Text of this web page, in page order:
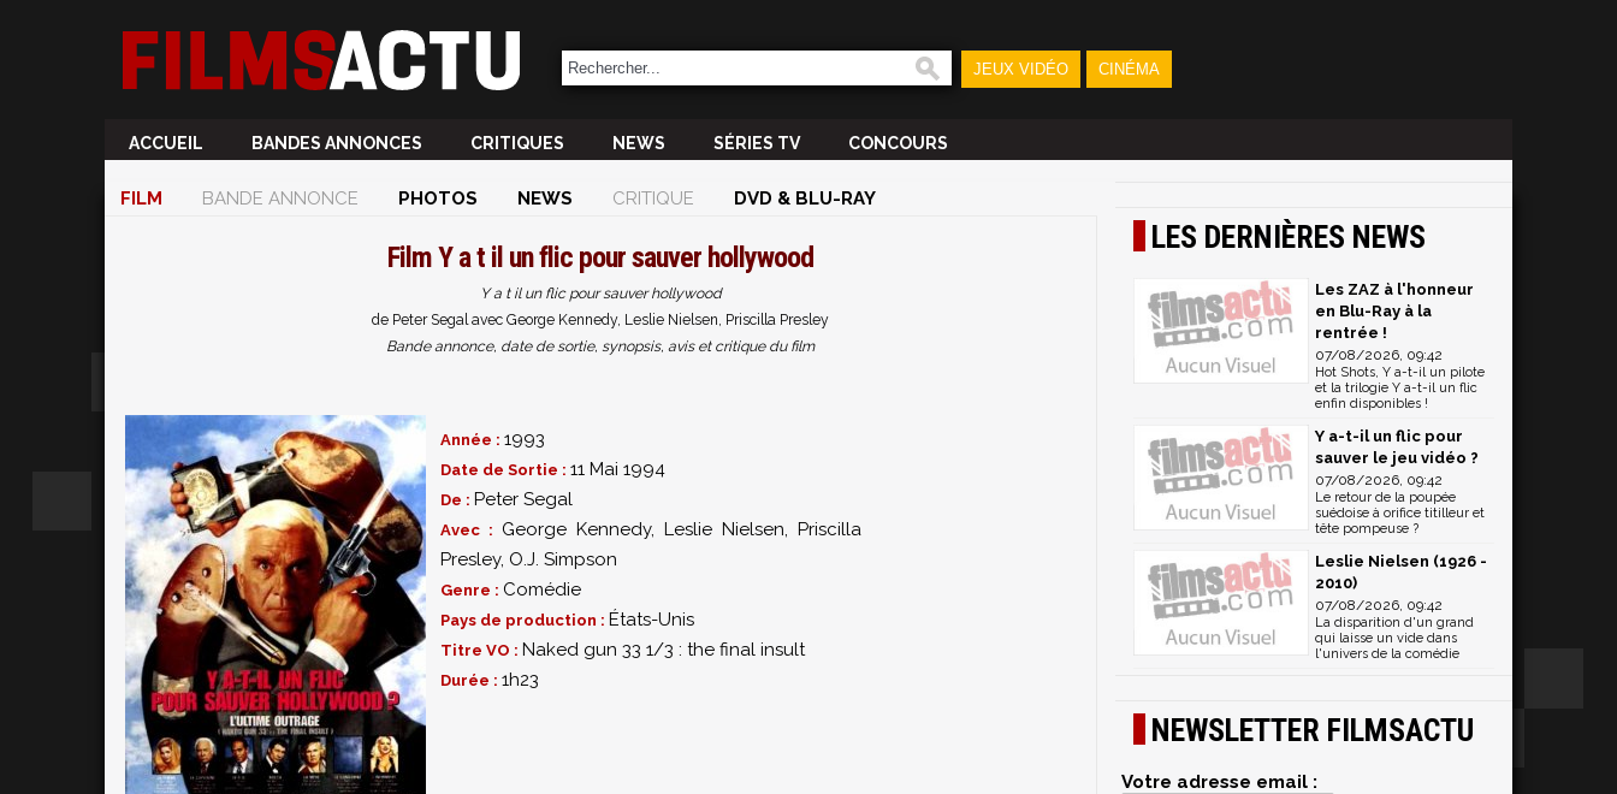
JEUX VIDÉO CINÉMA
ACCUEIL BANDES ANNONCES CRITIQUES NEWS SÉRIES TV CONCOURS
FILM BANDE ANNONCE PHOTOS NEWS CRITIQUE DVD & BLU-RAY
FilmY a t il un flic pour sauver hollywood
Y a t il un flic pour sauver hollywood
de Peter Segal avec George Kennedy, Leslie Nielsen, Priscilla Presley
Bande annonce, date de sortie, synopsis, avis et critique du film
Année : 1993
Date de Sortie : 11 Mai 1994
De : Peter Segal
Avec : George Kennedy, Leslie Nielsen, Priscilla
Presley, O.J. Simpson
Genre : Comédie
Pays de production : États-Unis
Titre VO : Naked gun 33 1/3 : the final insult
Durée : 1h23
LES DERNIÈRES NEWS
Les ZAZ à l'honneur
en Blu-Ray à la
rentrée !
07/08/2026, 09:42
Hot Shots, Y a-t-il un pilote
et la trilogie Y a-t-il un flic
enfin disponibles !
Y a-t-il un flic pour
sauver le jeu vidéo ?
07/08/2026, 09:42
Le retour de la poupée
suédoise à orifice titilleur et
tête pompeuse ?
Leslie Nielsen (1926 -
2010)
07/08/2026, 09:42
La disparition d'un grand
qui laisse un vide dans
l'univers de la comédie
NEWSLETTER FILMSACTU
Votre adresse email :